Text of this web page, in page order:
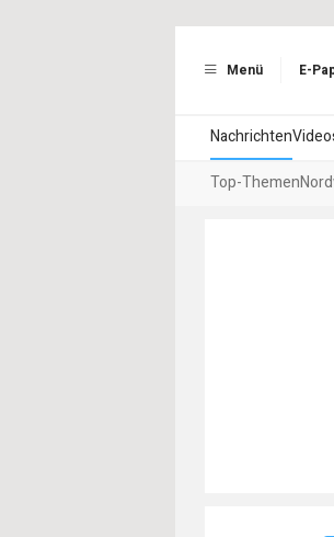
Menü E-
Nachrichten
Top-Themen